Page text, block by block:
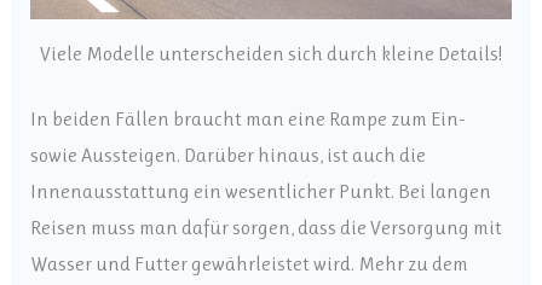
Viele Modelle unterscheiden sich durch kleine Details!
In beiden Fällen braucht man eine Rampe zum Ein-
sowie Aussteigen. Darüber hinaus, ist auch die
Innenausstattung ein wesentlicher Punkt. Bei langen
Reisen muss man dafür sorgen, dass die Versorgung mit
Wasser und Futter gewährleistet wird. Mehr zu dem